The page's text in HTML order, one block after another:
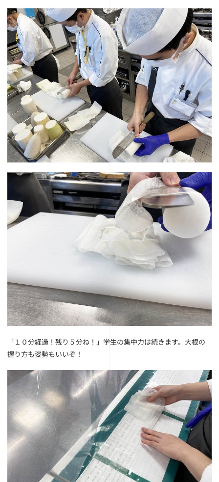
「１０分経過！残り５分ね！」学生の集中力は続きます。大根の
握り方も姿勢もいいぞ！